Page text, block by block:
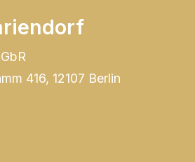
416, 12107 Berlin